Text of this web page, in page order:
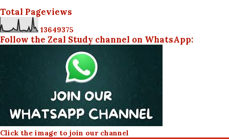
Total Pageviews
13649375
Follow the Zeal Study channel on WhatsApp:
Click the image to join our channel